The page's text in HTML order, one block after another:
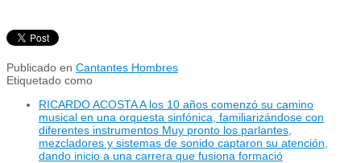
Publicado en Cantantes Hombres
Etiquetado como
RICARDO ACOSTA A los 10 años comenzó su camino
musical en una orquesta sinfónica, familiarizándose con
diferentes instrumentos Muy pronto los parlantes,
mezcladores y sistemas de sonido captaron su atención,
dando inicio a una carrera que fusiona formació